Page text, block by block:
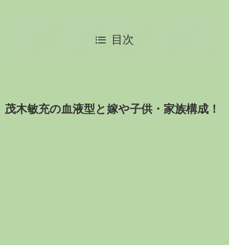
目次
茂木敏充の血液型と嫁や子供・家族構成！